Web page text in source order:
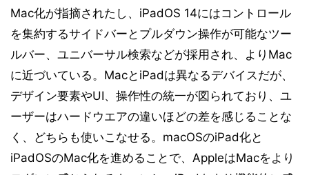
Mac化が指摘されたし、iPadOS 14にはコントロール
を集約するサイドバーとプルダウン操作が可能なツー
ルバー、ユニバーサル検索などが採用され、よりMac
に近づいている。MacとiPadは異なるデバイスだが、
デザイン要素やUI、操作性の統一が図られており、ユ
ーザーはハードウエアの違いほどの差を感じることな
く、どちらも使いこなせる。macOSのiPad化と
iPadOSのMac化を進めることで、AppleはMacをより